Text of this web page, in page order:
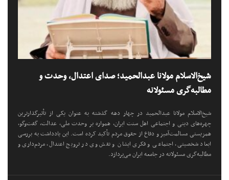
شیخ‌الاسلام مولانا عبدالحمید؛ صدای اعتدال، وحدت و
مطالبه‌گری مسئولانه
شیخ‌الاسلام مولانا عبدالحمید در چهار دهه گذشته به عنوان یکی از تأثیرگذارترین
چهره‌های دینی و اجتماعی اهل سنت ایران، همواره بر وحدت ملی، عدالت، گفت‌وگو،
همزیستی مسالمت‌آمیز و دفاع از حقوق مردم تأکید کرده است. این یادداشت به بررسی
ابعاد شخصیتی، اجتماعی و فکری ایشان و نقش وی در ترویج اعتدال، مردم‌داری و
مطالبه‌گری مسئولانه در جامعه ایران می‌پردازد.